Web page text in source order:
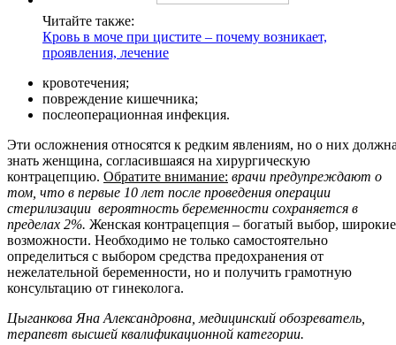
Читайте также:
Кровь в моче при цистите – почему возникает,
проявления, лечение
кровотечения;
повреждение кишечника;
послеоперационная инфекция.
Эти осложнения относятся к редким явлениям, но о них
знать женщина, согласившаяся на хирургическую
контрацепцию. Обратите внимание: врачи предупреждают о
том, что в первые 10 лет после проведения операции
стерилизации вероятность беременности сохраняется в
пределах 2%. Женская контрацепция – богатый выбор, широкие
возможности. Необходимо не только самостоятельно
определиться с выбором средства предохранения от
нежелательной беременности, но и получить грамотную
консультацию от гинеколога.
Цыганкова Яна Александровна, медицинский обозреватель,
терапевт высшей квалификационной категории.